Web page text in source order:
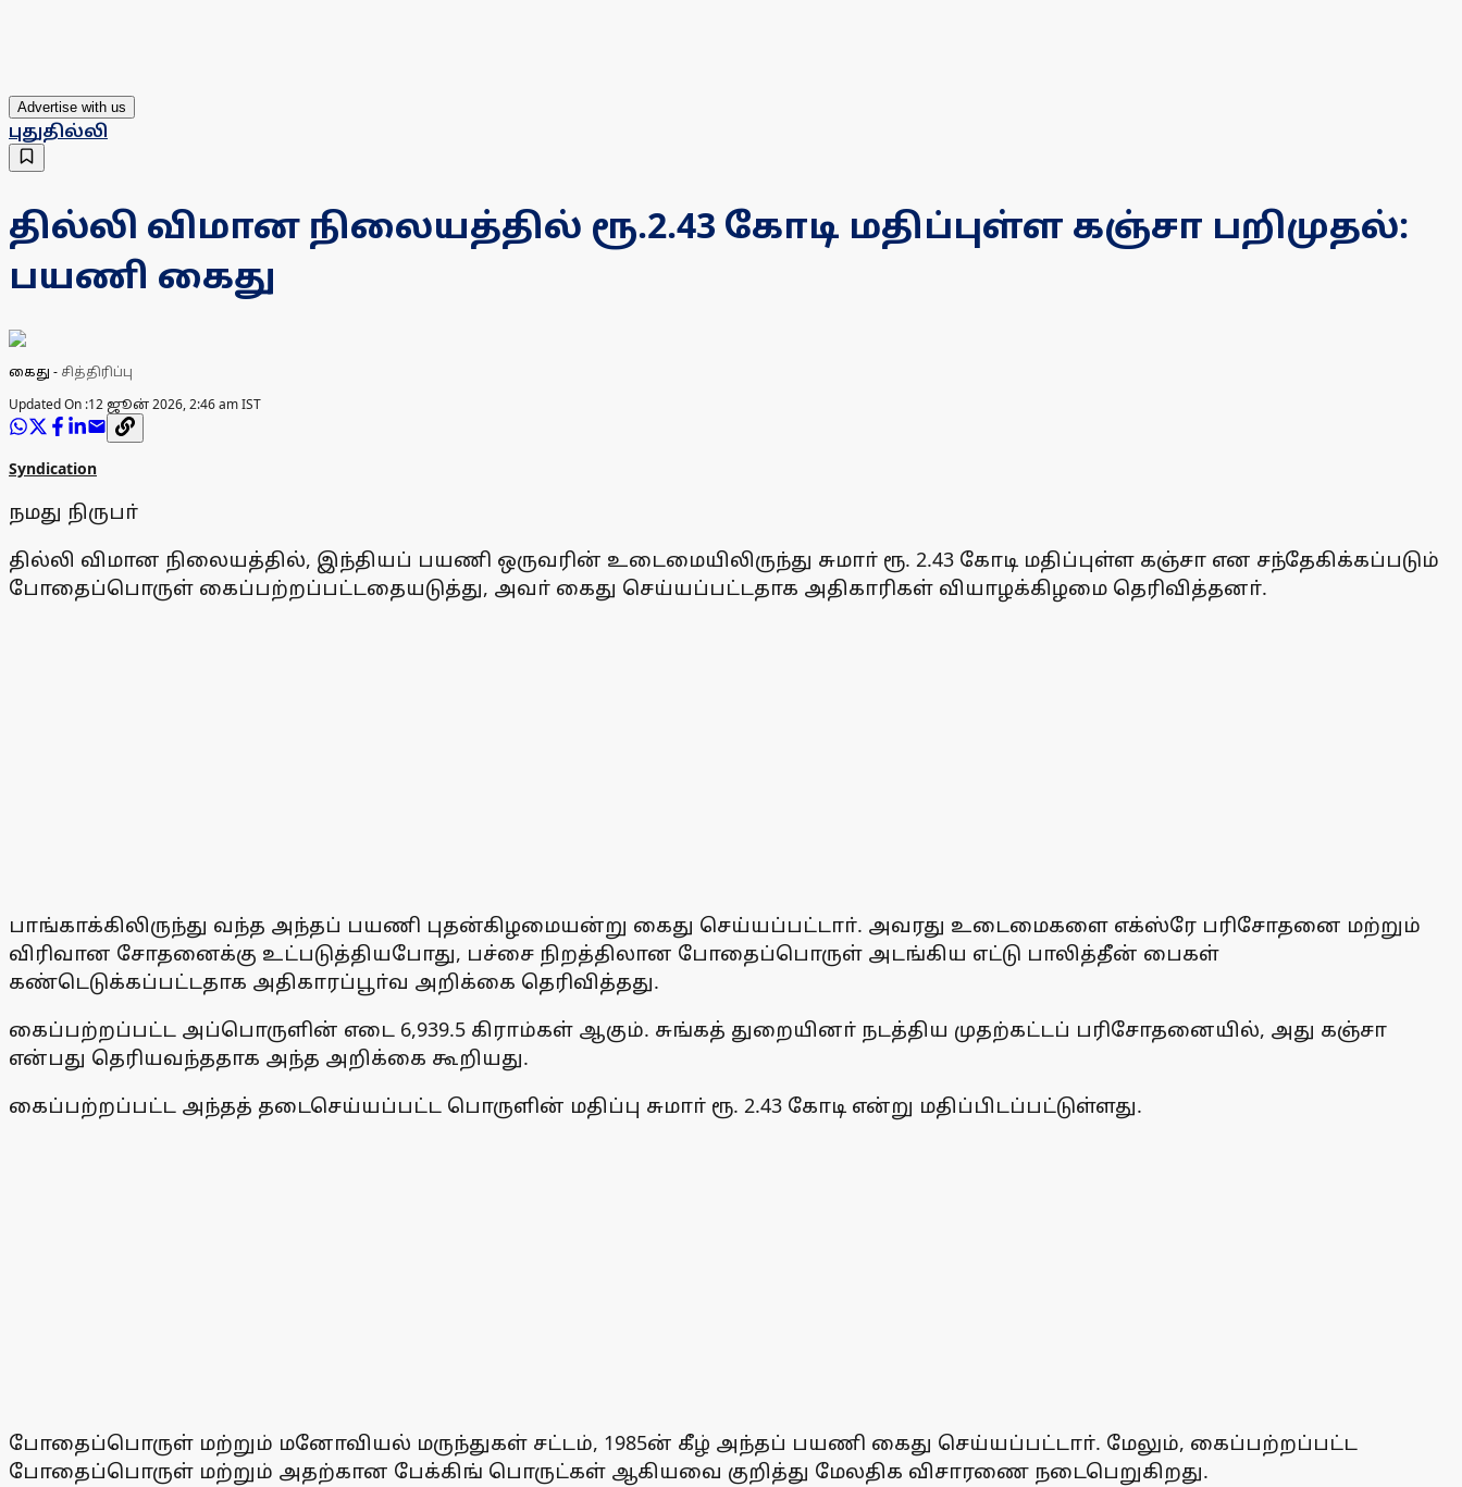
Advertise with us
புதுதில்லி
தில்லி விமான நிலையத்தில் ரூ.2.43 கோடி மதிப்புள்ள கஞ்சா பறிமுதல்:
பயணி கைது
கைது - சித்திரிப்பு
Updated On :12 ஜூன் 2026, 2:46 am IST
Syndication
நமது நிருபா்
தில்லி விமான நிலையத்தில், இந்தியப் பயணி ஒருவரின் உடைமையிலிருந்து சுமாா் ரூ. 2.43 கோடி மதிப்புள்ள கஞ்சா என சந்தேகிக்கப்படும்
போதைப்பொருள் கைப்பற்றப்பட்டதையடுத்து, அவா் கைது செய்யப்பட்டதாக அதிகாரிகள் வியாழக்கிழமை தெரிவித்தனா்.
பாங்காக்கிலிருந்து வந்த அந்தப் பயணி புதன்கிழமையன்று கைது செய்யப்பட்டாா். அவரது உடைமைகளை எக்ஸ்ரே பரிசோதனை மற்றும்
விரிவான சோதனைக்கு உட்படுத்தியபோது, பச்சை நிறத்திலான போதைப்பொருள் அடங்கிய எட்டு பாலித்தீன் பைகள்
கண்டெடுக்கப்பட்டதாக அதிகாரப்பூா்வ அறிக்கை தெரிவித்தது.
கைப்பற்றப்பட்ட அப்பொருளின் எடை 6,939.5 கிராம்கள் ஆகும். சுங்கத் துறையினா் நடத்திய முதற்கட்டப் பரிசோதனையில், அது கஞ்சா
என்பது தெரியவந்ததாக அந்த அறிக்கை கூறியது.
கைப்பற்றப்பட்ட அந்தத் தடைசெய்யப்பட்ட பொருளின் மதிப்பு சுமாா் ரூ. 2.43 கோடி என்று மதிப்பிடப்பட்டுள்ளது.
போதைப்பொருள் மற்றும் மனோவியல் மருந்துகள் சட்டம், 1985ன் கீழ் அந்தப் பயணி கைது செய்யப்பட்டாா். மேலும், கைப்பற்றப்பட்ட
போதைப்பொருள் மற்றும் அதற்கான பேக்கிங் பொருட்கள் ஆகியவை குறித்து மேலதிக விசாரணை நடைபெறுகிறது.